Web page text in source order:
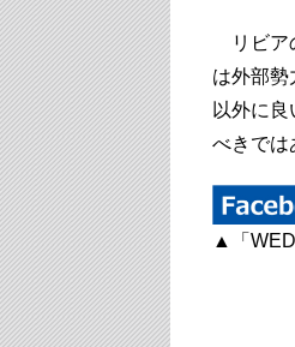
リビア
は外部勢
以外に
べきでは
▲「